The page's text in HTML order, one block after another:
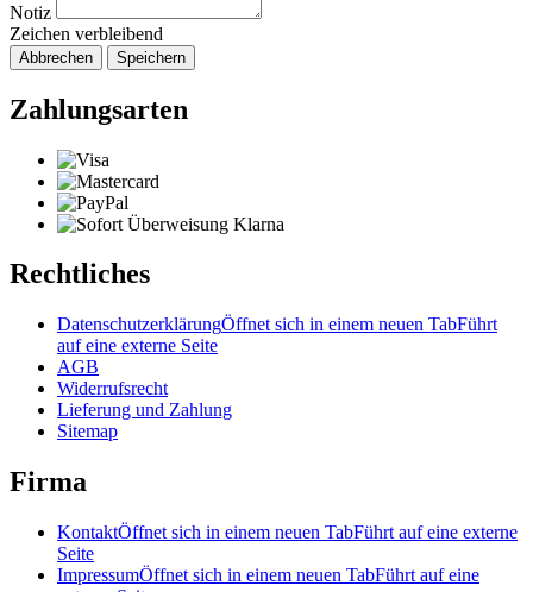
Notiz
Zeichen verbleibend
Abbrechen Speichern
Zahlungsarten
Rechtliches
DatenschutzerklärungÖffnet sich in einem neuen TabFührt
auf eine externe Seite
AGB
Widerrufsrecht
Lieferung und Zahlung
Sitemap
Firma
KontaktÖffnet sich in einem neuen TabFührt auf eine externe
Seite
ImpressumÖffnet sich in einem neuen TabFührt auf eine